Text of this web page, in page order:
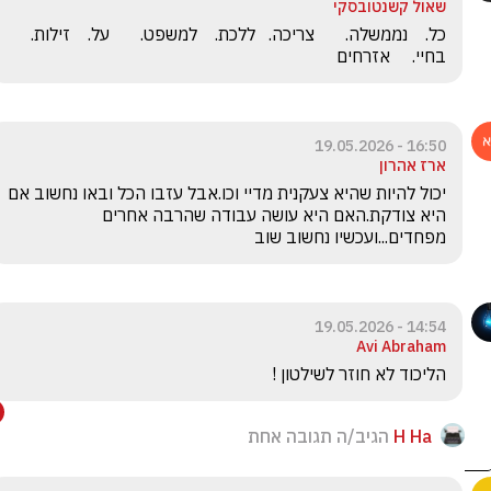
שאול קשנטובסקי
בחיי.     אזרחים
16:50 - 19.05.2026
ארז אהרון
מפחדים...ועכשיו נחשוב שוב
14:54 - 19.05.2026
Avi Abraham
הליכוד לא חוזר לשילטון !
H Ha הגיב/ה תגובה אחת